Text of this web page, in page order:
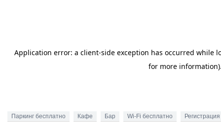
Паркинг бесплатно Кафе Бар Wi-Fi бесплатно